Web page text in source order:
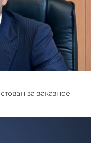
за заказное